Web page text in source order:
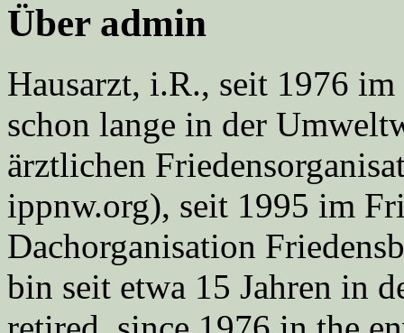
Über admin
Hausarzt, i.R., seit 1976
schon lange in der
ärztlichen
ippnw.org), seit 1995 im
Dachorganisation
bin seit etwa 15 Jahren in